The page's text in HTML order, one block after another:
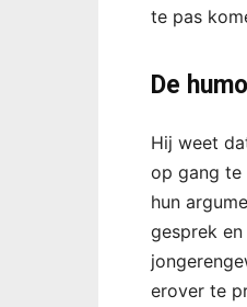
te pas
De
Hij weet
op gang te
hun
gesprek
erover te